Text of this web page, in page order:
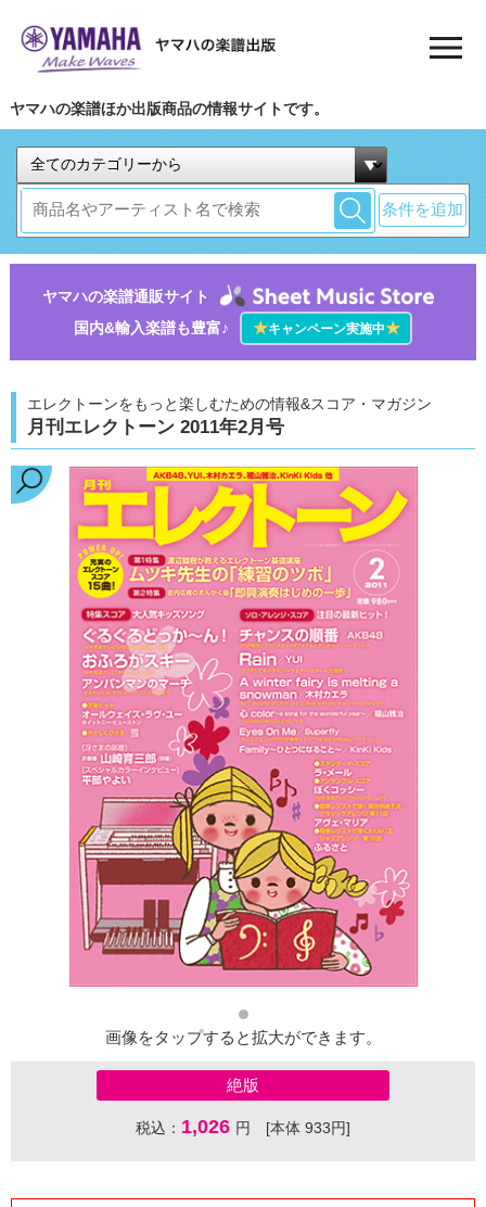
ヤマハの楽譜ほか出版商品の情報サイトです。
条件を追加
ヤマハの楽譜通販サイト
国内&輸入楽譜も豊富♪
★キャンペーン実施中★
エレクトーンをもっと楽しむための情報&スコア・マガジン
月刊エレクトーン 2011年2月号
画像をタップすると拡大ができます。
絶版
税込： 1,026 円 [本体 933円]